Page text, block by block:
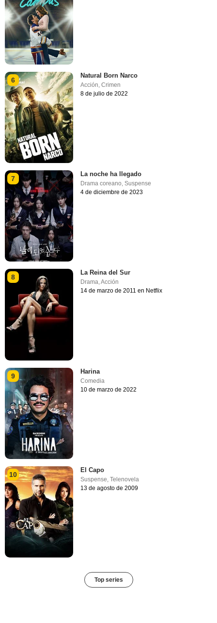
6
Natural Born Narco
Acción ,Crimen
8 de julio de 2022
7
La noche ha llegado
Drama coreano,Suspense
4 de diciembre de 2023
8
La Reina del Sur
Drama,Acción
14 de marzo de 2011 en Netflix
9
Harina
Comedia
10 de marzo de 2022
10
El Capo
Suspense,Telenovela
13 de agosto de 2009
Top series